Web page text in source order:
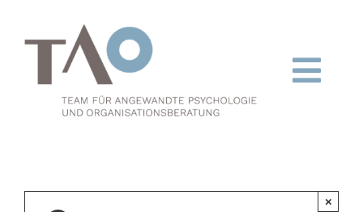
Inhalt
springen
×